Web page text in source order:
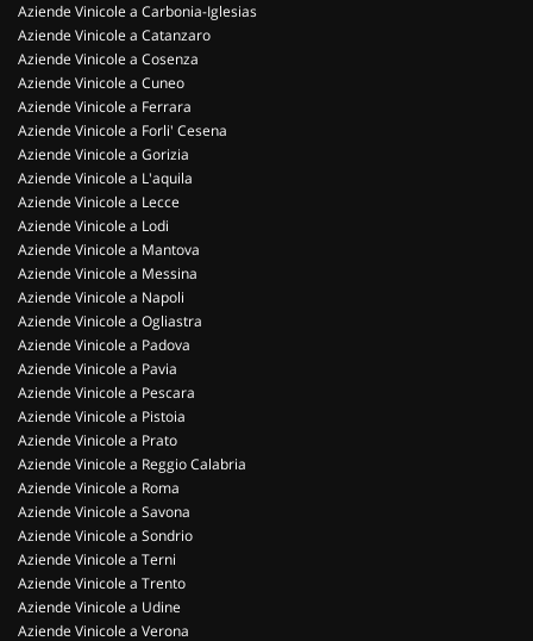
Aziende Vinicole a Carbonia-Iglesias
Aziende Vinicole a Catanzaro
Aziende Vinicole a Cosenza
Aziende Vinicole a Cuneo
Aziende Vinicole a Ferrara
Aziende Vinicole a Forli' Cesena
Aziende Vinicole a Gorizia
Aziende Vinicole a L'aquila
Aziende Vinicole a Lecce
Aziende Vinicole a Lodi
Aziende Vinicole a Mantova
Aziende Vinicole a Messina
Aziende Vinicole a Napoli
Aziende Vinicole a Ogliastra
Aziende Vinicole a Padova
Aziende Vinicole a Pavia
Aziende Vinicole a Pescara
Aziende Vinicole a Pistoia
Aziende Vinicole a Prato
Aziende Vinicole a Reggio Calabria
Aziende Vinicole a Roma
Aziende Vinicole a Savona
Aziende Vinicole a Sondrio
Aziende Vinicole a Terni
Aziende Vinicole a Trento
Aziende Vinicole a Udine
Aziende Vinicole a Verona